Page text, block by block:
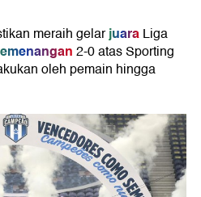
meraih gelarjuaraLiga
2-0 atas Sporting
oleh pemain hingga